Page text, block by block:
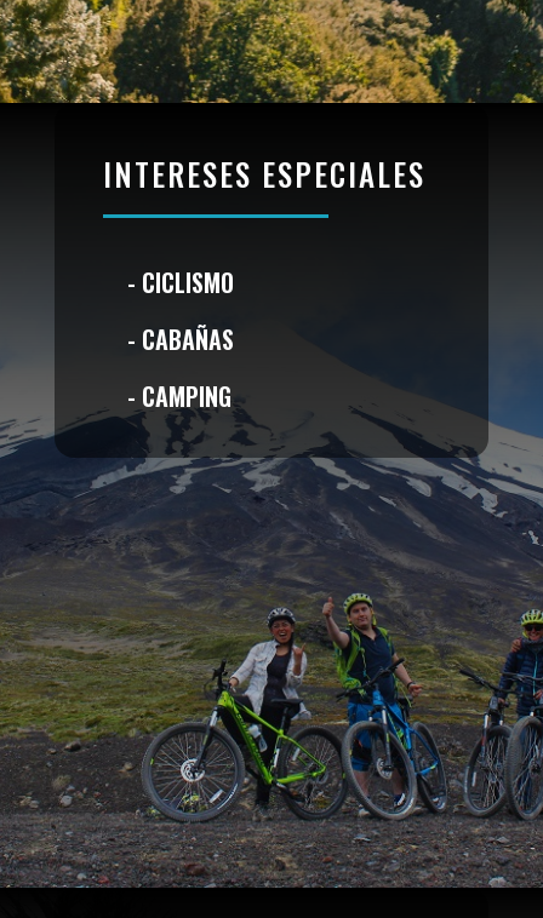
INTERESES ESPECIALES
- CICLISMO
- CABAÑAS
- CAMPING